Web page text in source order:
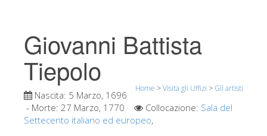
Eventi e mostre
I commenti dei visitatori
Visita gli Uffizi
Giovanni Battista
Tiepolo
Home >Visita gli Uffizi > Gli artisti
Nascita: 5 Marzo, 1696
- Morte: 27 Marzo, 1770 Collocazione: Sala del
Settecento italiano ed europeo,